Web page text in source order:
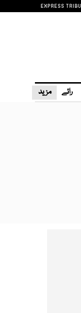
EXPRESS
رائے مزید